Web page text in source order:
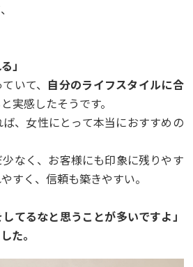
」
いて、 自分のライフスタイルに合
と実感したそうです。
ば、女性にとって本当におすすめの
なく、お客様にも印象に残りやす
すく、信頼も築きやすい。
てるなと思うことが多いですよ」
た。